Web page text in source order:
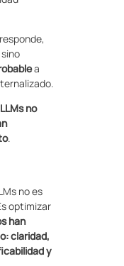
a
no
.
no es
optimizar
han
claridad,
y